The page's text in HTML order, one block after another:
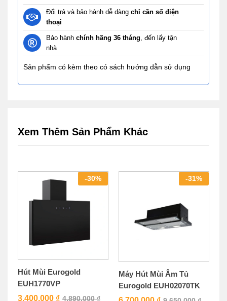
Đổi trả và bảo hành dễ dàng chỉ cần số điện
thoại
Bảo hành chính hãng 36 tháng , đến lấy tận
nhà
Sản phẩm có kèm theo có sách hướng dẫn sử dụng
Xem Thêm Sản Phẩm Khác
-30%
Hút Mùi Eurogold
EUH1770VP
3.400.000 ₫ 4.890.000₫
-31%
Máy Hút Mùi Âm Tủ
Eurogold EUH02070TK